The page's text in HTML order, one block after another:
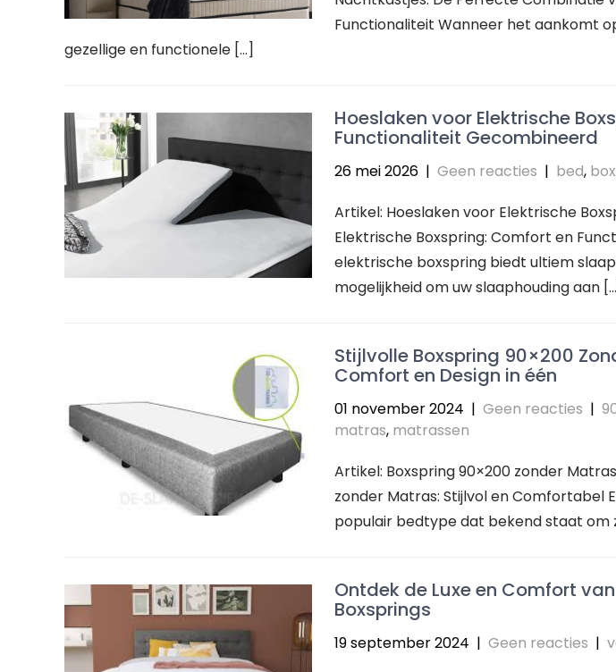
Functionaliteit Wanneer het aankomt
gezellige en functionele […]
Hoeslaken voor Elektrische
Functionaliteit Gecombineerd
26 mei 2026 | Geen reacties | bed,
Artikel: Hoeslaken voor Elektrische
Elektrische Boxspring: Comfort en
elektrische boxspring biedt ultiem
mogelijkheid om uw slaaphouding aan
Stijlvolle Boxspring 90×200
Comfort en Design in één
01 november 2024 | Geen reacties |
matras, matrassen
Artikel: Boxspring 90×200 zonder
zonder Matras: Stijlvol en Comfortabel
populair bedtype dat bekend staat om
Ontdek de Luxe en Comfort
Boxsprings
19 september 2024 | Geen reacties |